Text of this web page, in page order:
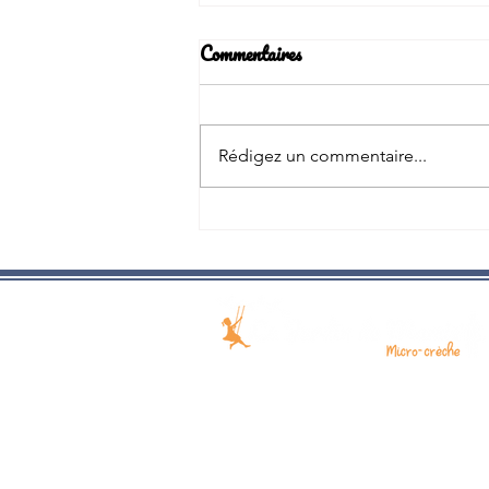
Commentaires
Rédigez un commentaire...